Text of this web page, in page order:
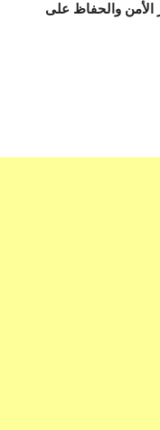
والحفاظ على